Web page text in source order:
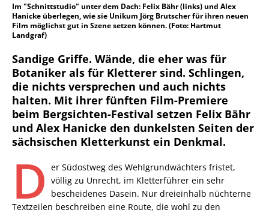
Im "Schnittstudio" unter dem Dach: Felix Bähr (links) und Alex
Hanicke überlegen, wie sie Unikum Jörg Brutscher für ihren neuen
Film möglichst gut in Szene setzen können. (Foto: Hartmut
Landgraf)
Sandige Griffe. Wände, die eher was für
Botaniker als für Kletterer sind. Schlingen,
die nichts versprechen und auch nichts
halten. Mit ihrer fünften Film-Premiere
beim Bergsichten-Festival setzen Felix Bähr
und Alex Hanicke den dunkelsten Seiten der
sächsischen Kletterkunst ein Denkmal.
D er Südostweg des Wehlgrundwächters fristet,
völlig zu Unrecht, im Kletterführer ein sehr
bescheidenes Dasein. Nur dreieinhalb nüchterne
Textzeilen beschreiben eine Route, die wohl zu den